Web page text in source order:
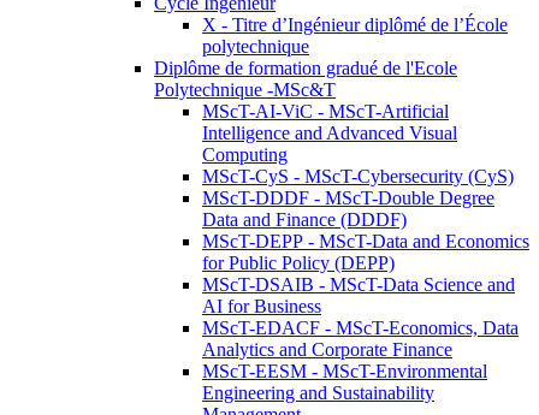
X - Titre d’Ingénieur diplômé de l’École
polytechnique
Diplôme de formation gradué de l'Ecole
Polytechnique -MSc&T
MScT-AI-ViC - MScT-Artificial
Intelligence and Advanced Visual
Computing
MScT-CyS - MScT-Cybersecurity (CyS)
MScT-DDDF - MScT-Double Degree
Data and Finance (DDDF)
MScT-DEPP - MScT-Data and Economics
for Public Policy (DEPP)
MScT-DSAIB - MScT-Data Science and
AI for Business
MScT-EDACF - MScT-Economics, Data
Analytics and Corporate Finance
MScT-EESM - MScT-Environmental
Engineering and Sustainability